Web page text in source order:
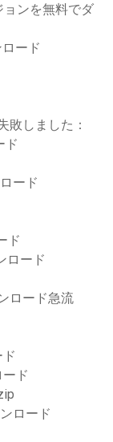
ンを無料でダ
ード
敗しました：
ド
ード
ド
ロード
ロード急流
ド
ロード